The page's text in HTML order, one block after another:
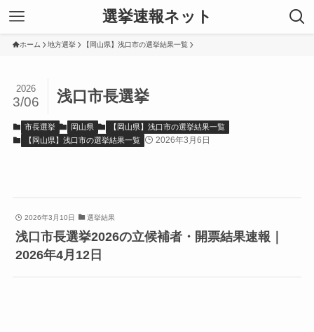
選挙速報ネット
ホーム 地方選挙 【岡山県】浅口市の選挙結果一覧
浅口市長選挙
2026
3/06
市長選挙 岡山県
【岡山県】浅口市の選挙結果一覧
【岡山県】浅口市の選挙結果一覧
2026年3月6日
2026年3月10日 選挙結果
浅口市長選挙2026の立候補者・開票結果速報｜
2026年4月12日